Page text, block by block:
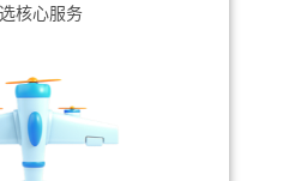
核心服务